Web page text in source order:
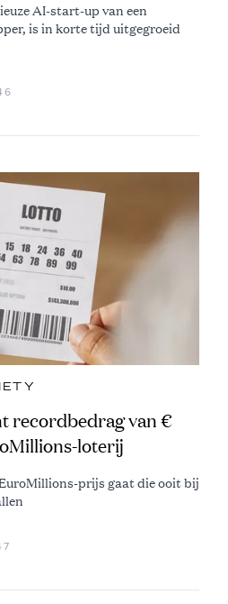
AI-start-up van een
is in korte tijd uitgegroeid
recordbedrag van €
loterij
prijs gaat die ooit bij